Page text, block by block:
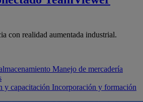
con realidad aumentada industrial.
Manejo de mercadería
y capacitación Incorporación y formación